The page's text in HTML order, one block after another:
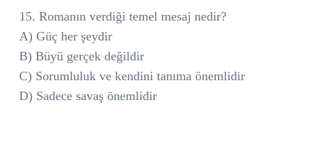
15. Romanın verdiği temel mesaj nedir?
A) Güç her şeydir
B) Büyü gerçek değildir
C) Sorumluluk ve kendini tanıma önemlidir
D) Sadece savaş önemlidir